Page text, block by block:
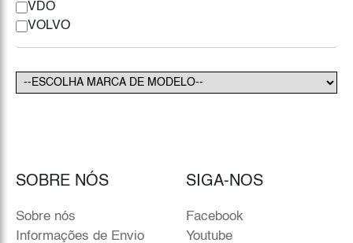
VDO
VOLVO
SOBRE NÓS
Sobre nós
Informações de Envio
SIGA-NOS
Facebook
Youtube